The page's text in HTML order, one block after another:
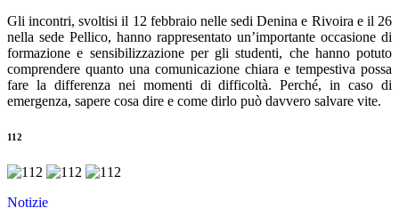
Gli incontri, svoltisi il 12 febbraio nelle sedi Denina e Rivoira e il 26
nella sede Pellico, hanno rappresentato un’importante occasione di
formazione e sensibilizzazione per gli studenti, che hanno potuto
comprendere quanto una comunicazione chiara e tempestiva possa
fare la differenza nei momenti di difficoltà. Perché, in caso di
emergenza, sapere cosa dire e come dirlo può davvero salvare vite.
112
Notizie